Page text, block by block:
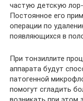
частую детскую
Постоянное его
операции по
появляющихся в
При тонзиллите
аппарата будут
патогенной
помогут сгладить